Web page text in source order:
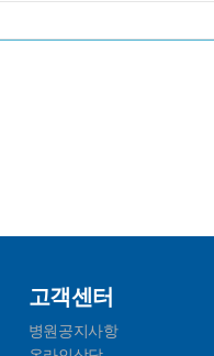
고객센터
병원공지사항